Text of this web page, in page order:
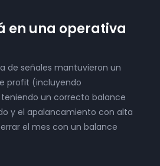
en una operativa
de señales mantuvieron un
profit (incluyendo
un correcto balance
y el apalancamiento con alta
el mes con un balance